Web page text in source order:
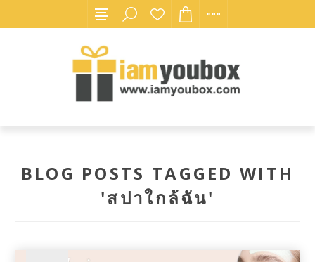
BLOG POSTS TAGGED WITH
'สปาใกล้ฉัน'